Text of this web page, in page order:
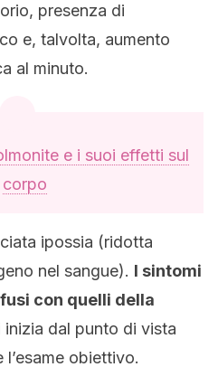
presenza di
e, talvolta, aumento
al minuto.
e i suoi effetti sul
corpo
ipossia (ridotta
nel sangue). I sintomi
con quelli della
inizia dal punto di vista
l’esame obiettivo.